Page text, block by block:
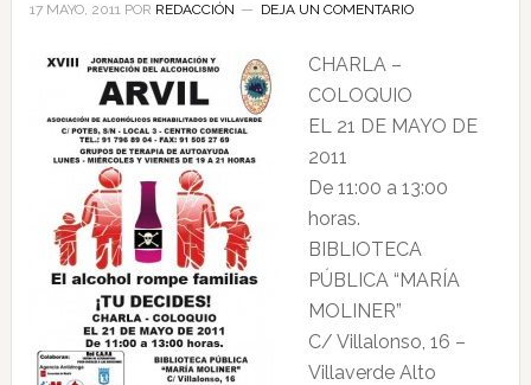
17 MAYO, 2011POR REDACCIÓN DEJA UN COMENTARIO
CHARLA –
COLOQUIO
EL 21 DE MAYO DE
2011
De 11:00 a 13:00
horas.
BIBLIOTECA
PÚBLICA “MARÍA
MOLINER”
C/ Villalonso, 16 –
Villaverde Alto